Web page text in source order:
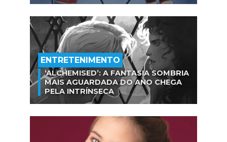
ENTRETENIMENTO
‘ALCHEMISED’: A FANTASIA SOMBRIA
MAIS AGUARDADA DO ANO CHEGA
PELA INTRÍNSECA